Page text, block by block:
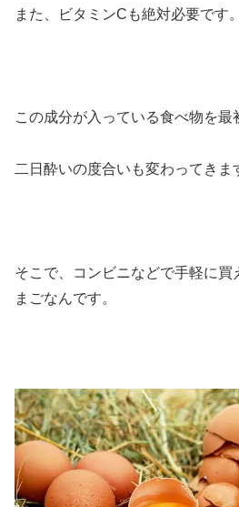
また、ビタミンCも絶対必要です。
この成分が入っている食べ物を
二日酔いの度合いも変わってきま
そこで、コンビニなどで手軽に買
まごなんです。